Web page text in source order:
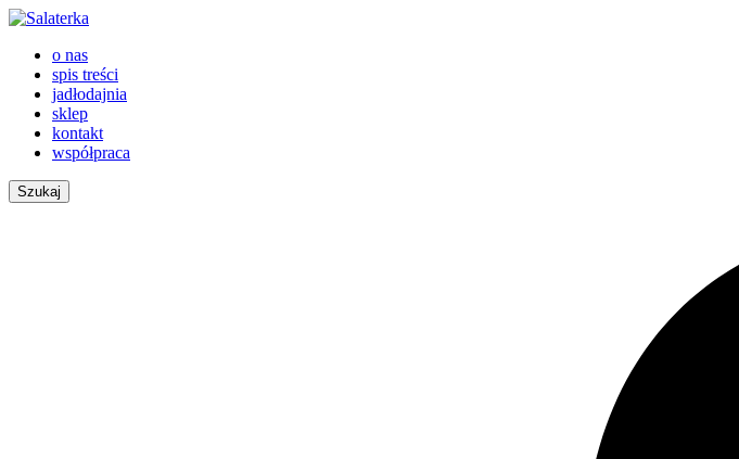
o nas
spis treści
jadłodajnia
sklep
kontakt
współpraca
Szukaj